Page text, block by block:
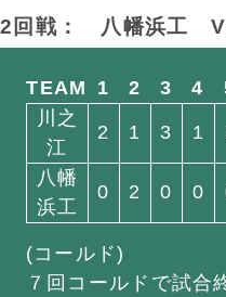
2回戦： 八幡浜工
TEAM 1 2 3 4
川之
江
2 1 3 1
八幡
浜工
0 2 0 0
(コールド)
７回コールドで試合